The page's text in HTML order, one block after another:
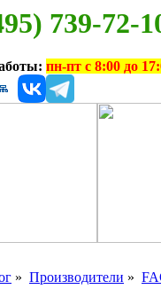
739-72-
пн-пт с 8:00 до
» Производители »